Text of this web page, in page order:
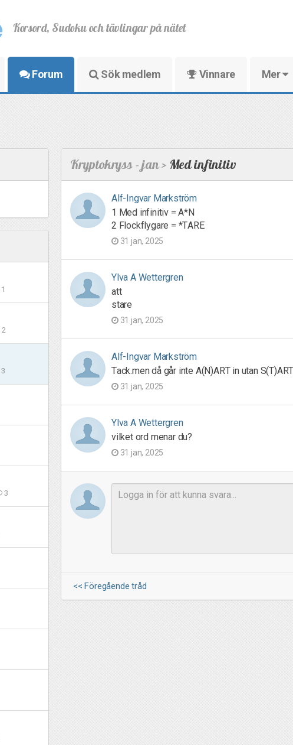
Korsord, Sudoku och tävlingar på nätet
Forum Sök medlem Vinnare Mer
1
2
3
3
Kryptokryss - jan > Med infinitiv
Alf-Ingvar Markström
1 Med infinitiv = A*N
2 Flockflygare = *TARE
31 jan, 2025
Ylva A Wettergren
att
stare
31 jan, 2025
Alf-Ingvar Markström
Tack.men då går inte A(N)ART in utan
31 jan, 2025
Ylva A Wettergren
vilket ord menar du?
31 jan, 2025
<< Föregående tråd